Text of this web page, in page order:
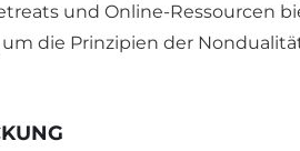
und Online-Ressourcen
die Prinzipien der